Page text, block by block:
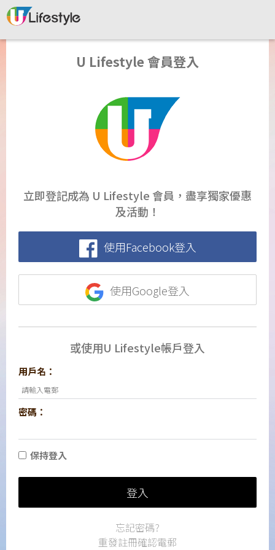
U Lifestyle 會員登入
立即登記成為 U Lifestyle 會員，盡享獨家優惠
及活動！
使用Facebook登入
使用Google登入
或使用U Lifestyle帳戶登入
用戶名：
密碼：
保持登入
登入
忘記密碼?
重發註冊確認電郵